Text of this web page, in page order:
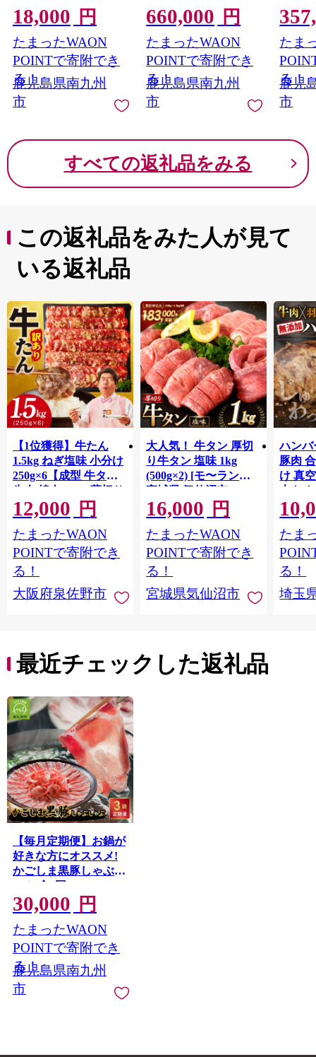
附者の皆様には、誠意を持って真摯に対応させていただ
く所存です。
何卒ご理解賜りますようお願い申し上げます。
18,000 円
たまったWAON
POINTで寄附でき
る！
鹿児島県南九州
市
660,000 円
たまったWAON
POINTで寄附でき
る！
鹿児島県南九州
市
たま
る！
鹿児
市
すべての返礼品をみる
この返礼品をみた人が見て
いる返礼品
【1位獲得】牛たん
1.5kg ねぎ塩味 小分け
250g×6【成型 牛タン
牛肉 焼肉 BBQ 薄切り
ぎゅうたん スライス
訳あり サイズ不揃
い】 G4721
12,000 円
たまったWAON
POINTで寄附でき
る！
大阪府泉佐野市
大人気！ 牛タン 厚切
り牛タン 塩味 1kg
(500g×2) [モ〜ランド
宮城県 気仙沼市
20564660] 肉 牛肉 精肉
牛たん 牛タン塩 牛た
ん塩 冷凍 焼肉 BBQ ア
ウトドア バーベキュ
ー 厚切り タン
16,000 円
たまったWAON
POINTで寄附でき
る！
宮城県気仙沼市
ハンバ
豚肉
け 真
大き
保存
淡路島
ポーク
き肉
ず 惣
まみ
んのお
たま
る！
埼玉
最近チェックした返礼品
【毎月定期便】お鍋が
好きな方にオススメ!
かごしま黒豚しゃぶし
ゃぶ 全3回
30,000 円
たまったWAON
POINTで寄附でき
る！
鹿児島県南九州
市